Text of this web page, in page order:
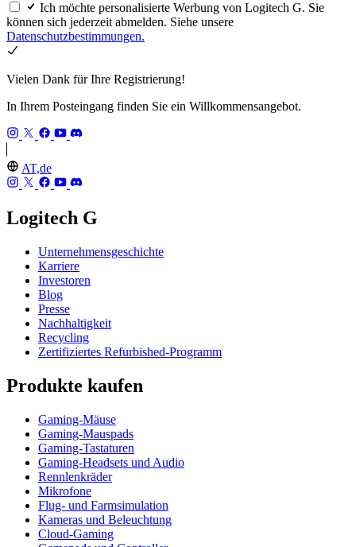
Ich möchte personalisierte Werbung von Logitech G. Sie
können sich jederzeit abmelden. Siehe unsere
Datenschutzbestimmungen.
Vielen Dank für Ihre Registrierung!
In Ihrem Posteingang finden Sie ein Willkommensangebot.
AT,de
Logitech G
Unternehmensgeschichte
Karriere
Investoren
Blog
Presse
Nachhaltigkeit
Recycling
Zertifiziertes Refurbished-Programm
Produkte kaufen
Gaming-Mäuse
Gaming-Mauspads
Gaming-Tastaturen
Gaming-Headsets und Audio
Rennlenkräder
Mikrofone
Flug- und Farmsimulation
Kameras und Beleuchtung
Cloud-Gaming